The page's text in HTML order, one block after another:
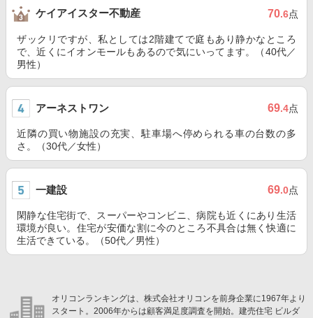
ケイアイスター不動産 70.6点
ザックリですが、私としては2階建てで庭もあり静かなところ
で、近くにイオンモールもあるので気にいってます。（40代／
男性）
アーネストワン 69.4点
近隣の買い物施設の充実、駐車場へ停められる車の台数の多
さ。（30代／女性）
一建設 69.0点
閑静な住宅街で、スーパーやコンビニ、病院も近くにあり生活
環境が良い。住宅が安価な割に今のところ不具合は無く快適に
生活できている。（50代／男性）
オリコンランキングは、株式会社オリコンを前身企業に1967年より
スタート。2006年からは顧客満足度調査を開始。建売住宅 ビルダ